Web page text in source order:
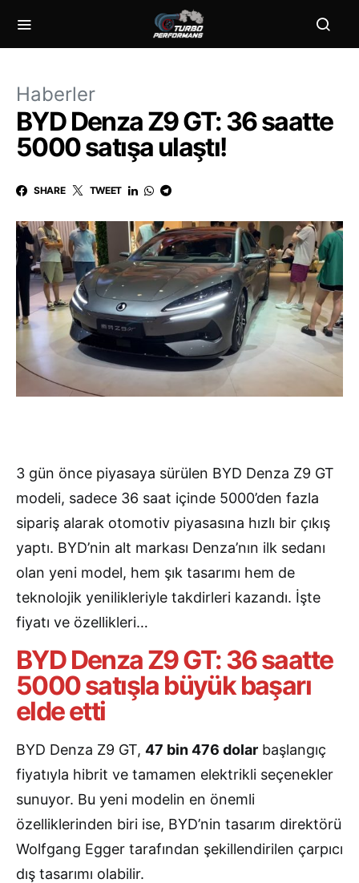
Haberler
BYD Denza Z9 GT: 36 saatte
5000 satışa ulaştı!
SHARE TWEET
3 gün önce piyasaya sürülen BYD Denza Z9 GT
modeli, sadece 36 saat içinde 5000’den fazla
sipariş alarak otomotiv piyasasına hızlı bir çıkış
yaptı. BYD’nin alt markası Denza’nın ilk sedanı
olan yeni model, hem şık tasarımı hem de
teknolojik yenilikleriyle takdirleri kazandı. İşte
fiyatı ve özellikleri…
BYD Denza Z9 GT: 36 saatte
5000 satışla büyük başarı
elde etti
BYD Denza Z9 GT, 47 bin 476 dolar başlangıç
fiyatıyla hibrit ve tamamen elektrikli seçenekler
sunuyor. Bu yeni modelin en önemli
özelliklerinden biri ise, BYD’nin tasarım direktörü
Wolfgang Egger tarafından şekillendirilen çarpıcı
dış tasarımı olabilir.